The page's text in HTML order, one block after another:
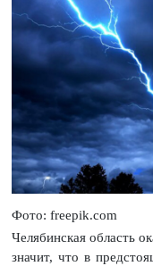
Фото: freepik.com
Челябинская область
значит, что в